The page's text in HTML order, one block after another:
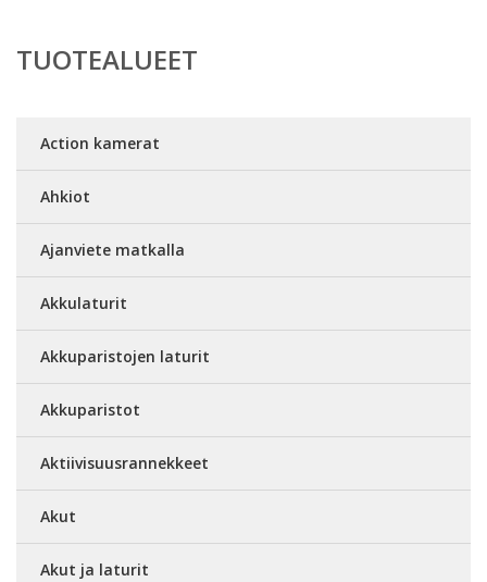
TUOTEALUEET
Action kamerat
Ahkiot
Ajanviete matkalla
Akkulaturit
Akkuparistojen laturit
Akkuparistot
Aktiivisuusrannekkeet
Akut
Akut ja laturit